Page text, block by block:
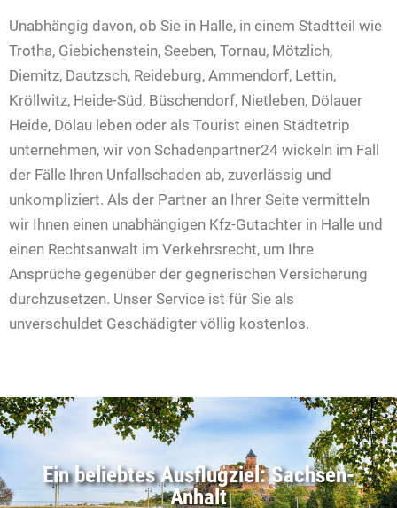
Unabhängig davon, ob Sie in Halle, in einem Stadtteil wie
Trotha, Giebichenstein, Seeben, Tornau, Mötzlich,
Diemitz, Dautzsch, Reideburg, Ammendorf, Lettin,
Kröllwitz, Heide-Süd, Büschendorf, Nietleben, Dölauer
Heide, Dölau leben oder als Tourist einen Städtetrip
unternehmen, wir von Schadenpartner24 wickeln im Fall
der Fälle Ihren Unfallschaden ab, zuverlässig und
unkompliziert. Als der Partner an Ihrer Seite vermitteln
wir Ihnen einen unabhängigen Kfz-Gutachter in Halle und
einen Rechtsanwalt im Verkehrsrecht, um Ihre
Ansprüche gegenüber der gegnerischen Versicherung
durchzusetzen. Unser Service ist für Sie als
unverschuldet Geschädigter völlig kostenlos.
Ein beliebtes Ausflugziel: Sachsen-
Anhalt